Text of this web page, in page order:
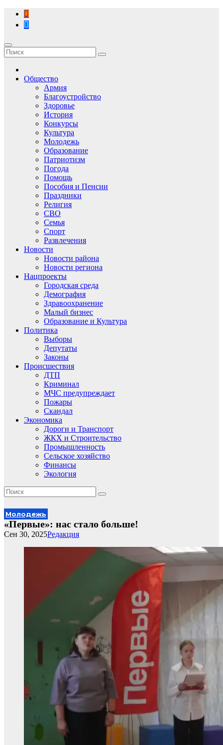
Перейти
содержимому
Общество
Армия
Благоустройство
Здоровье
История
Конкурсы
Культура
Молодежь
Образование
Патриотизм
Погода
Помощь
Пособия и Пенсии
Праздники
Религия
СВО
Семья
Спорт
Развлечения
Новости
Новости района
Новости региона
Нацпроекты
Городская среда
Демография
Здравоохранение
Малый бизнес
Образование и Культура
Политика
Выборы
Депутаты
Законы
Происшествия
ДТП
Криминал
МЧС предупреждает
Пожары
Скандал
Экономика
Дороги и Транспорт
ЖКХ и Строительство
Промышленность
Сельское хозяйство
Финансы
Экология
Молодежь
«Первые»: нас стало больше!
Редакция
Сен 30, 2025